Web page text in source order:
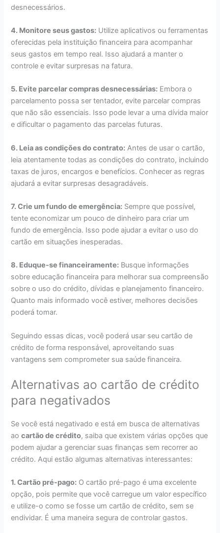
desnecessários.
4. Monitore seus gastos: Utilize aplicativos ou ferramentas
oferecidas pela instituição financeira para acompanhar
seus gastos em tempo real. Isso ajudará a manter o
controle e evitar surpresas na fatura.
5. Evite parcelar compras desnecessárias: Embora o
parcelamento possa ser tentador, evite parcelar compras
que não são essenciais. Isso pode levar a uma dívida maior
e dificultar o pagamento das parcelas futuras.
6. Leia as condições do contrato: Antes de usar o cartão,
leia atentamente todas as condições do contrato, incluindo
taxas de juros, encargos e benefícios. Conhecer as regras
ajudará a evitar surpresas desagradáveis.
7. Crie um fundo de emergência: Sempre que possível,
tente economizar um pouco de dinheiro para criar um
fundo de emergência. Isso pode ajudar a evitar o uso do
cartão em situações inesperadas.
8. Eduque-se financeiramente: Busque informações
sobre educação financeira para melhorar sua compreensão
sobre o uso do crédito, dívidas e planejamento financeiro.
Quanto mais informado você estiver, melhores decisões
poderá tomar.
Seguindo essas dicas, você poderá usar seu cartão de
crédito de forma responsável, aproveitando suas
vantagens sem comprometer sua saúde financeira.
Alternativas ao cartão de crédito
para negativados
Se você está negativado e está em busca de alternativas
aocartão de crédito, saiba que existem várias opções que
podem ajudar a gerenciar suas finanças sem recorrer ao
crédito. Aqui estão algumas alternativas interessantes:
1. Cartão pré-pago: O cartão pré-pago é uma excelente
opção, pois permite que você carregue um valor específico
e utilize-o como se fosse um cartão de crédito, sem se
endividar. É uma maneira segura de controlar gastos.